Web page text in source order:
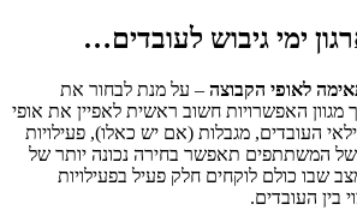
ימי גיבוש לעובדים…
לאופי הקבוצה – על מנת לבחור את
האפשרויות חשוב ראשית לאפיין את אופי
העובדים, מגבלות (אם יש כאלו), פעילויות
המשתתפים תאפשר בחירה נכונה יותר של
שבו כולם לוקחים חלק פעיל בפעילויות
בין העובדים.